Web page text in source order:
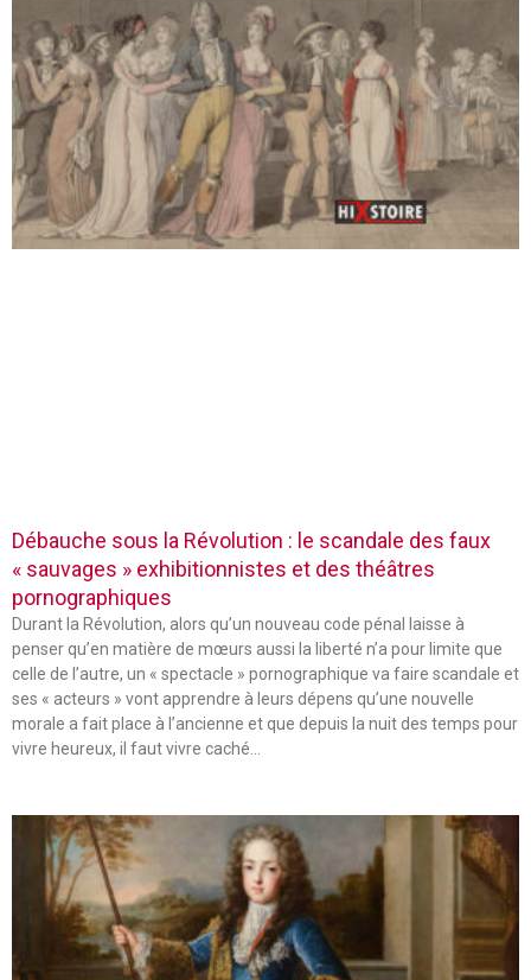
Débauche sous la Révolution : le scandale des faux
« sauvages » exhibitionnistes et des théâtres
pornographiques
Durant la Révolution, alors qu’un nouveau code pénal laisse à
penser qu’en matière de mœurs aussi la liberté n’a pour limite que
celle de l’autre, un « spectacle » pornographique va faire scandale et
ses « acteurs » vont apprendre à leurs dépens qu’une nouvelle
morale a fait place à l’ancienne et que depuis la nuit des temps pour
vivre heureux, il faut vivre caché…